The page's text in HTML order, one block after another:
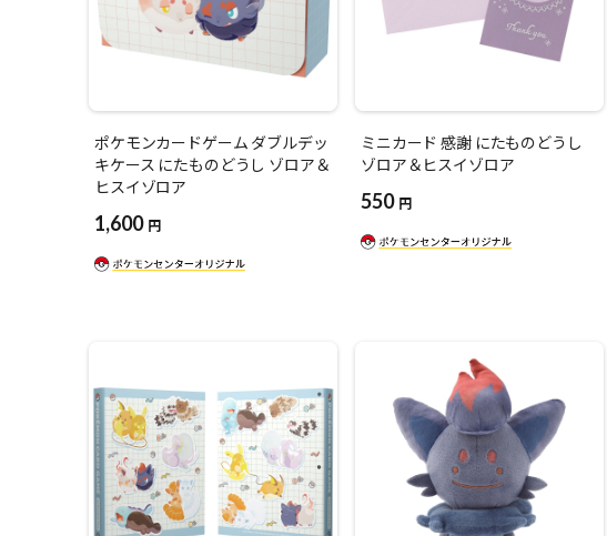
ポケモンカードゲーム ダブルデッ
キケース にたものどうし ゾロア＆
ヒスイゾロア
1,600 円
ミニカード 感謝 にたものどうし
ゾロア＆ヒスイゾロア
550 円